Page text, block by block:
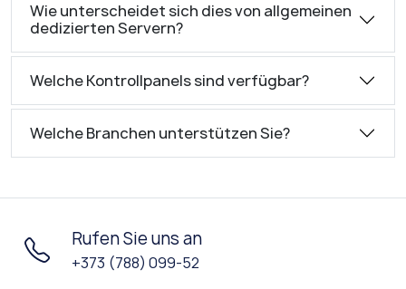
Wie unterscheidet sich dies von allgemeinen
dedizierten Servern?
Welche Kontrollpanels sind verfügbar?
Welche Branchen unterstützen Sie?
Rufen Sie uns an
+373 (788) 099-52